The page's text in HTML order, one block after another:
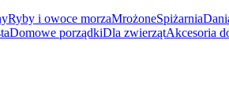
Ryby i owoce morzaMrożoneSpiżarnia
Domowe porządkiDla zwierzątAkcesoria